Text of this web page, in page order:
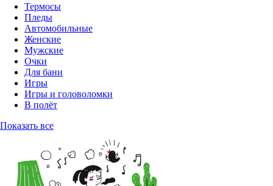
Термосы
Пледы
Автомобильные
Женские
Мужские
Очки
Для бани
Игры
Игры и головоломки
В полёт
Показать все